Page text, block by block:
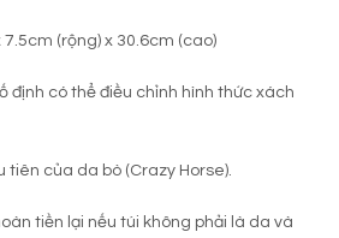
7.5cm (rộng) x 30.6cm (cao)
định có thể điều chỉnh hình thức xách
tiên của da bò (Crazy Horse).
tiền lại nếu túi không phải là da và